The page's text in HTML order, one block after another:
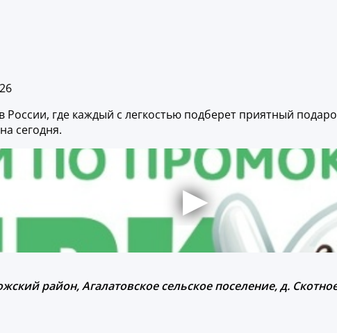
где каждый с легкостью подберет приятный
сегодня.
район, Агалатовское сельское поселение, д.